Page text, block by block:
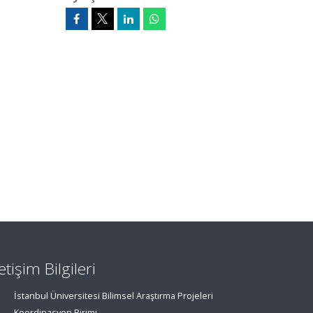
Bilgileri
İstanbul Üniversitesi Bilimsel Araştırma Projeleri